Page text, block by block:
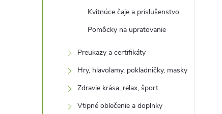
Kvitnúce čaje a príslušenstvo
Pomôcky na upratovanie
Preukazy a certifikáty
Hry, hlavolamy, pokladničky, masky
Zdravie krása, relax, šport
Vtipné oblečenie a doplnky